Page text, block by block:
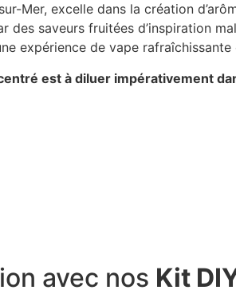
Mer, excelle dans la création
des saveurs fruitées d’inspiration
expérience de vape
est à diluer impérativement
avec nos Kit